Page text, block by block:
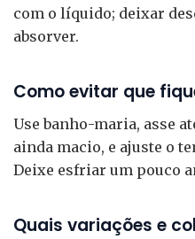
com o líquido; deixar
absorver.
Como evitar que
Use banho-maria, asse
ainda macio, e ajuste o
Deixe esfriar um pouco
Quais variações e